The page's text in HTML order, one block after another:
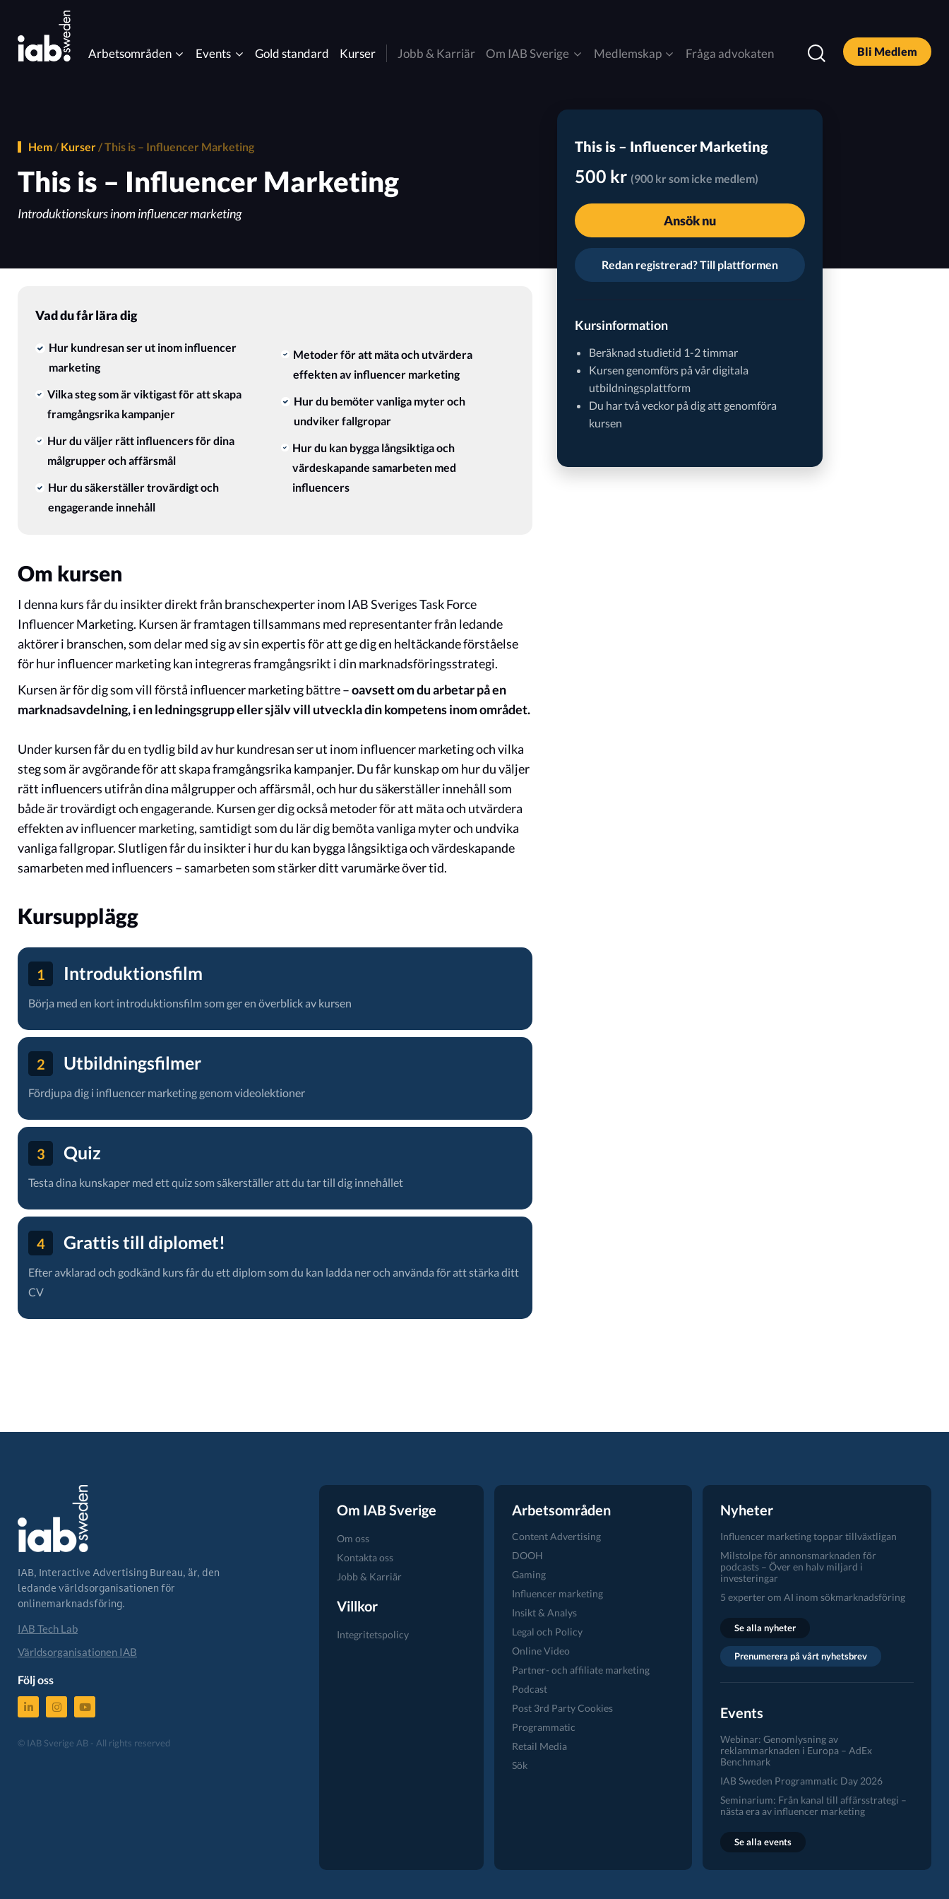
Arbetsområden
Digitala Annonsaffären
Online Video
Partner- och affiliate
Podcast
Post 3rd Party Cookies Programmatic Retail Media Sök
Viewability
Events
MIXX Awards
Programmatic Event
Gold standard Kurser Jobb & Karriär Om IAB Sverige
Kontakt & Pressmaterial
Medlemskap
Bli medlem
Medlemmar
Fråga advokaten Bli Medlem
Hem/ Kurser/This is – Influencer Marketing
This is – Influencer Marketing
Introduktionskurs inom influencer marketing
Vad du får lära dig
Hur kundresan ser ut inom influencer
marketing
Vilka steg som är viktigast för att skapa
framgångsrika kampanjer
Hur du väljer rätt influencers för dina
målgrupper och affärsmål
Hur du säkerställer trovärdigt och
engagerande innehåll
Metoder för att mäta och utvärdera
effekten av influencer marketing
Hur du bemöter vanliga myter och
undviker fallgropar
Hur du kan bygga långsiktiga och
värdeskapande samarbeten med
influencers
Om kursen
I denna kurs får du insikter direkt från branschexperter inom IAB Sveriges Task Force
Influencer Marketing. Kursen är framtagen tillsammans med representanter från ledande
aktörer i branschen, som delar med sig av sin expertis för att ge dig en heltäckande förståelse
för hur influencer marketing kan integreras framgångsrikt i din marknadsföringsstrategi.
Kursen är för dig som vill förstå influencer marketing bättre –oavsett om du arbetar på en
marknadsavdelning, i en ledningsgrupp eller själv vill utveckla din kompetens inom området.
Under kursen får du en tydlig bild av hur kundresan ser ut inom influencer marketing och vilka
steg som är avgörande för att skapa framgångsrika kampanjer. Du får kunskap om hur du väljer
rätt influencers utifrån dina målgrupper och affärsmål, och hur du säkerställer innehåll som
både är trovärdigt och engagerande. Kursen ger dig också metoder för att mäta och utvärdera
effekten av influencer marketing, samtidigt som du lär dig bemöta vanliga myter och undvika
vanliga fallgropar. Slutligen får du insikter i hur du kan bygga långsiktiga och värdeskapande
samarbeten med influencers – samarbeten som stärker ditt varumärke över tid.
Kursupplägg
1 Introduktionsfilm
Börja med en kort introduktionsfilm som ger en överblick av kursen
2 Utbildningsfilmer
Fördjupa dig i influencer marketing genom videolektioner
3 Quiz
Testa dina kunskaper med ett quiz som säkerställer att du tar till dig innehållet
4 Grattis till diplomet!
Efter avklarad och godkänd kurs får du ett diplom som du kan ladda ner och använda för att stärka ditt
CV
This is – Influencer Marketing
500 kr (900 kr som icke medlem)
Ansök nu
Redan registrerad? Till plattformen
Kursinformation
Beräknad studietid 1-2 timmar
Kursen genomförs på vår digitala
utbildningsplattform
Du har två veckor på dig att genomföra
kursen
IAB, Interactive Advertising Bureau, är, den
ledande världsorganisationen för
onlinemarknadsföring.
IAB Tech Lab
Världsorganisationen IAB
Följ oss
© IAB Sverige AB - All rights reserved
Om IAB Sverige
Om oss
Kontakta oss
Jobb & Karriär
Villkor
Integritetspolicy
Arbetsområden
Content Advertising
DOOH
Gaming
Influencer marketing
Insikt & Analys
Legal och Policy
Online Video
Partner- och affiliate marketing
Podcast
Post 3rd Party Cookies
Programmatic
Retail Media
Sök
Nyheter
Influencer marketing toppar tillväxtligan
Milstolpe för annonsmarknaden för
podcasts – Över en halv miljard i
investeringar
5 experter om AI inom sökmarknadsföring
Se alla nyheter
Prenumerera på vårt nyhetsbrev
Events
Webinar: Genomlysning av
reklammarknaden i Europa – AdEx
Benchmark
IAB Sweden Programmatic Day 2026
Seminarium: Från kanal till affärsstrategi –
nästa era av influencer marketing
Se alla events